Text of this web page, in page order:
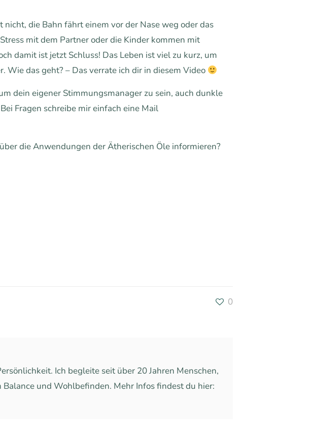
die Bahn fährt einem vor der Nase weg oder das
mit dem Partner oder die Kinder kommen mit
damit ist jetzt Schluss! Das Leben ist viel zu kurz, um
das geht? – Das verrate ich dir in diesem Video
dein eigener Stimmungsmanager zu sein, auch dunkle
Fragen schreibe mir einfach eine Mail
die Anwendungen der Ätherischen Öle informieren?
0
Ich begleite seit über 20 Jahren Menschen,
und Wohlbefinden. Mehr Infos findest du hier: